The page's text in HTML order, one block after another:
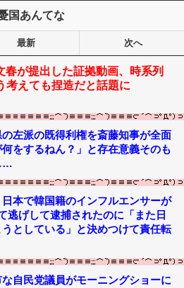
国あんてな
最新 次へ
春が提出した証拠動画、時系列
考えても捏造だと話題に
左派の既得利権を斎藤知事が全面
をするねん？」と存在意義そのも
本で韓国籍のインフルエンサーが
逃げして逮捕されたのに「また日
としている」と決めつけて責任転
な自民党議員がモーニングショーに